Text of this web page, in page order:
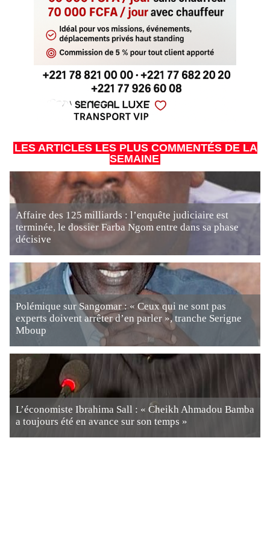
LES ARTICLES LES PLUS COMMENTÉS DE LA
SEMAINE
Affaire des 125 milliards : l’enquête judiciaire est
terminée, le dossier Farba Ngom entre dans sa phase
décisive
Polémique sur Sangomar : « Ceux qui ne sont pas
experts doivent arrêter d’en parler », tranche Serigne
Mboup
L’économiste Ibrahima Sall : « Cheikh Ahmadou Bamba
a toujours été en avance sur son temps »